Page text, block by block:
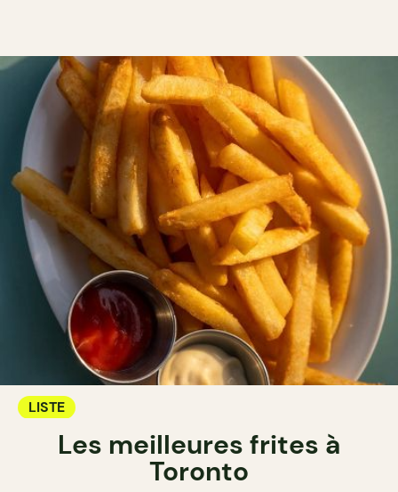
LISTE
Les meilleures frites à
Toronto